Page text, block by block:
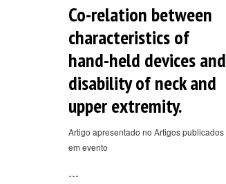
Co-relation between
characteristics of
hand-held devices and
disability of neck and
upper extremity.
Artigo apresentado no Artigos publicados
em evento
...